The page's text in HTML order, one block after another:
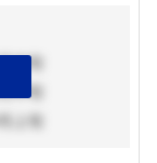
中旬
中旬
上旬